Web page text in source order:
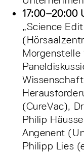
17:00–20:00
„Science
Morgenstelle
(CureVac),
Philip
Angenent
Philipp Lies